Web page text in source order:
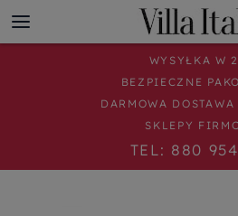
WYSYŁKA W
BEZPIECZNE
DARMOWA
SKLEPY
TEL: 880